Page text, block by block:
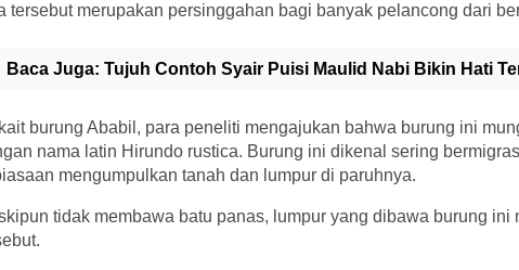
tersebut merupakan persinggahan bagi banyak pelancong dari
Baca Juga: Tujuh Contoh Syair Puisi Maulid Nabi Bikin Hati
burung Ababil, para peneliti mengajukan bahwa burung ini
nama latin Hirundo rustica. Burung ini dikenal sering
mengumpulkan tanah dan lumpur di paruhnya.
tidak membawa batu panas, lumpur yang dibawa burung